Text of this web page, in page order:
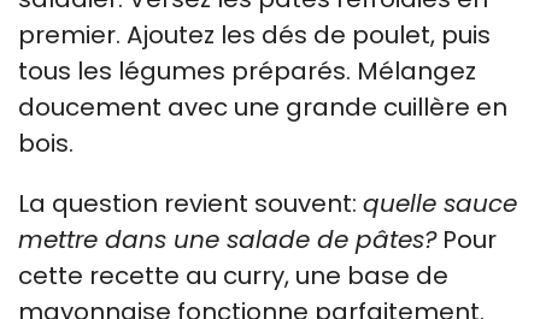
premier. Ajoutez les dés de poulet, puis
tous les légumes préparés. Mélangez
doucement avec une grande cuillère en
bois.
La question revient souvent: quelle sauce
mettre dans une salade de pâtes?Pour
cette recette au curry, une base de
mayonnaise fonctionne parfaitement.